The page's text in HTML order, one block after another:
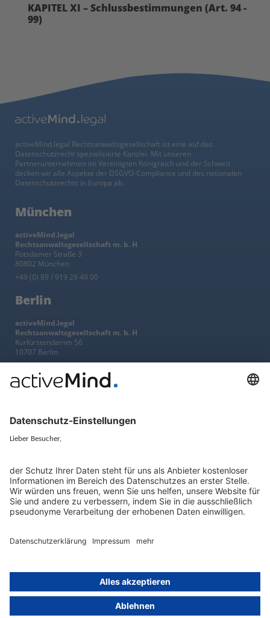
KAPITEL XI – Schlussbestimmungen (Art. 94 -
99)
activeMind.legal Rechtsanwaltsgesellschaft ist eine auf das
Datenschutzrecht spezialisierte Kanzlei. Mit unseren
Partnerunternehmen im Vereinigten Königreich und der Schweiz
decken wir alle Aspekte der DSGVO-Compliance und des nationalen
Datenschutzrechts in Europa ab.
München
activeMind.legal
Rechtsanwaltsgesellschaft m. b. H
Potsdamer Straße 3
80802 München
+49 (0) 89 / 919 29 49 00
Berlin
activeMind.legal
Rechtsanwaltsgesellschaft m. b. H
Kurfürstendamm 56
10707 Berlin
+49 (0) 30 / 770 19 10 70
EU-Vertreter
Konzern-Datenschutz
KI und Datenschutz
Hinweisgebersystem mit
Whistleblowing-Ombudsperson
Ratgeber und Artikel
Wichtige Gesetze als Volltext
Über Gruppe
activeMind.ch (Schweiz)
activeMind.uk (Vereinigtes
Königreich)